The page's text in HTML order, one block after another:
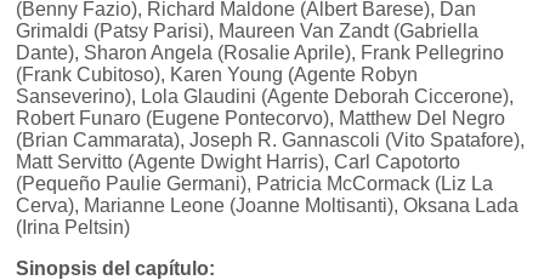
(Benny Fazio), Richard Maldone (Albert Barese), Dan
Grimaldi (Patsy Parisi), Maureen Van Zandt (Gabriella
Dante), Sharon Angela (Rosalie Aprile), Frank Pellegrino
(Frank Cubitoso), Karen Young (Agente Robyn
Sanseverino), Lola Glaudini (Agente Deborah Ciccerone),
Robert Funaro (Eugene Pontecorvo), Matthew Del Negro
(Brian Cammarata), Joseph R. Gannascoli (Vito Spatafore),
Matt Servitto (Agente Dwight Harris), Carl Capotorto
(Pequeño Paulie Germani), Patricia McCormack (Liz La
Cerva), Marianne Leone (Joanne Moltisanti), Oksana Lada
(Irina Peltsin)
Sinopsis del capítulo: